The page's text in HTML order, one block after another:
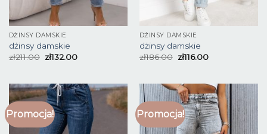
DŻINSY DAMSKIE
dżinsy damskie
zł211.00 zł132.00
DŻINSY DAMSKIE
dżinsy damskie
zł186.00 zł116.00
Promocja! Promocja!